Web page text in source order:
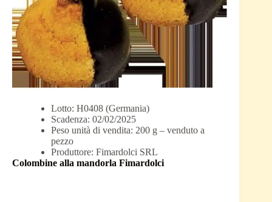
Lotto: H0408 (Germania)
Scadenza: 02/02/2025
Peso unità di vendita: 200 g – venduto a
pezzo
Produttore: Fimardolci SRL
Colombine alla mandorla Fimardolci